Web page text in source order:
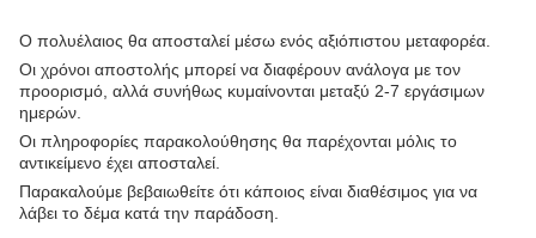
Ο πολυέλαιος θα αποσταλεί μέσω ενός αξιόπιστου μεταφορέα.
Οι χρόνοι αποστολής μπορεί να διαφέρουν ανάλογα με τον
προορισμό, αλλά συνήθως κυμαίνονται μεταξύ 2-7 εργάσιμων
ημερών.
Οι πληροφορίες παρακολούθησης θα παρέχονται μόλις το
αντικείμενο έχει αποσταλεί.
Παρακαλούμε βεβαιωθείτε ότι κάποιος είναι διαθέσιμος για να
λάβει το δέμα κατά την παράδοση.